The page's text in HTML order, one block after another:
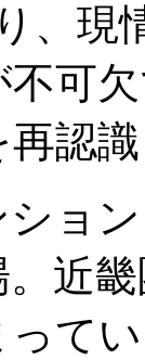
、現
可
認
ョン
近
て